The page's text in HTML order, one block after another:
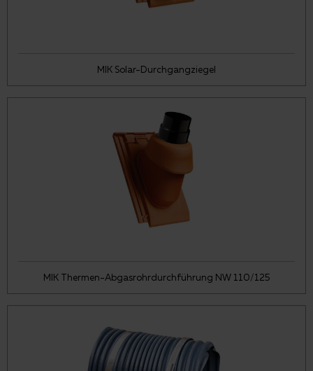
MIK Solar-Durchgangziegel
MIK Thermen-Abgasrohrdurchführung NW 110/125